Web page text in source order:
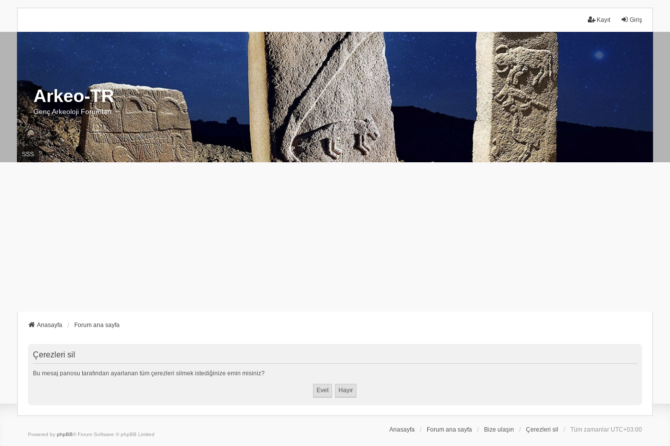
Giriş
Kayıt
Arkeo-TR
Genç Arkeoloji Forumları
SSS
Anasayfa Forum ana sayfa
Çerezleri sil
Bu mesaj panosu tarafından ayarlanan tüm çerezleri silmek istediğinize emin misiniz?
Anasayfa Forum ana sayfa Bize ulaşın Çerezleri sil Tüm zamanlar UTC+03:00
Powered by phpBB® Forum Software © phpBB Limited